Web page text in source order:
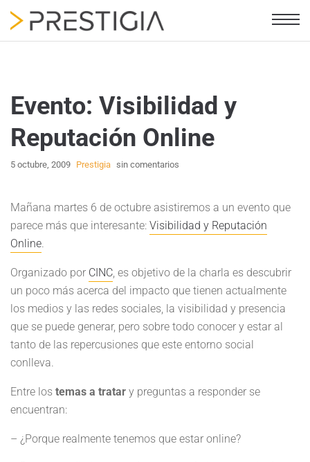
Evento: Visibilidad y
Reputación Online
5 octubre, 2009 Prestigia sin comentarios
Mañana martes 6 de octubre asistiremos a un evento que
parece más que interesante: Visibilidad y Reputación
Online.
Organizado por CINC, es objetivo de la charla es descubrir
un poco más acerca del impacto que tienen actualmente
los medios y las redes sociales, la visibilidad y presencia
que se puede generar, pero sobre todo conocer y estar al
tanto de las repercusiones que este entorno social
conlleva.
Entre los temas a tratar y preguntas a responder se
encuentran:
– ¿Porque realmente tenemos que estar online?